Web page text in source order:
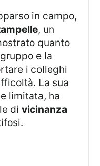
in campo,
, un
quanto
e la
i colleghi
La sua
limitata, ha
divicinanza